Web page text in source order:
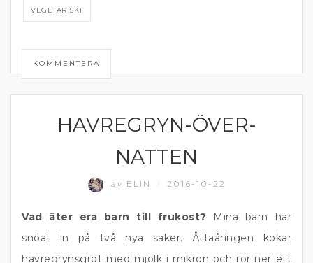
VEGETARISKT
KOMMENTERA
FRUKOST OCH MELLANMÅL
HAVREGRYN-ÖVER-
NATTEN
av ELIN 2016-10-22
Vad äter era barn till frukost?
Mina barn har
snöat in på två nya saker. Åttaåringen kokar
havregrynsgröt med mjölk i mikron och rör ner ett